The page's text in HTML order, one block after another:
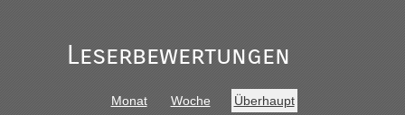
Bernd D-UAinBerichte und Reisetipps • Re: An welchem
Leserbewertungen
Monat Woche Überhaupt